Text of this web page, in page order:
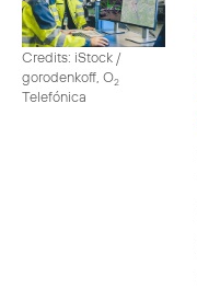
Credits: iStock /
gorodenkoff, O2
Telefónica